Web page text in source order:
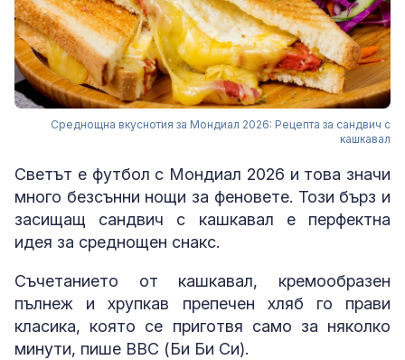
Среднощна вкуснотия за Мондиал 2026: Рецепта за сандвич с
кашкавал
Светът е футбол с Мондиал 2026 и това значи
много безсънни нощи за феновете. Този бърз и
засищащ сандвич с кашкавал е перфектна
идея за среднощен снакс.
Съчетанието от кашкавал, кремообразен
пълнеж и хрупкав препечен хляб го прави
класика, която се приготвя само за няколко
минути, пише BBC (Би Би Си).